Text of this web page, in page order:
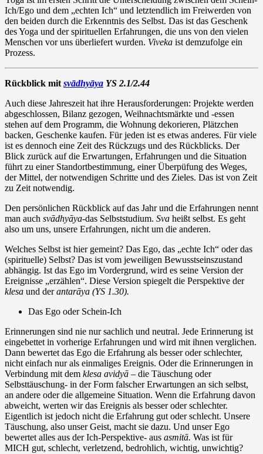
Ich/Ego und dem „echten Ich“ und letztendlich im Freiwerden von
den beiden durch die Erkenntnis des Selbst. Das ist das Geschenk
des Yoga und der spirituellen Erfahrungen, die uns von den vielen
Menschen vor uns überliefert wurden. Viveka ist demzufolge ein
Prozess.
Rückblick mit svādhyāya YS 2.1/2.44
Auch diese Jahreszeit hat ihre Herausforderungen: Projekte werden
abgeschlossen, Bilanz gezogen, Weihnachtsmärkte und -essen
stehen auf dem Programm, die Wohnung dekorieren, Plätzchen
backen, Geschenke kaufen. Für jeden ist es etwas anderes. Für viele
ist es dennoch eine Zeit des Rückzugs und des Rückblicks. Der
Blick zurück auf die Erwartungen, Erfahrungen und die Situation
führt zu einer Standortbestimmung, einer Überpüfung des Weges,
der Mittel, der notwendigen Schritte und des Zieles. Das ist von Zeit
zu Zeit notwendig.
Den persönlichen Rückblick auf das Jahr und die Erfahrungen nennt
man auch svādhyāya-das Selbststudium. Sva heißt selbst. Es geht
also um uns, unsere Erfahrungen, nicht um die anderen.
Welches Selbst ist hier gemeint? Das Ego, das „echte Ich“ oder das
(spirituelle) Selbst? Das ist vom jeweiligen Bewusstseinszustand
abhängig. Ist das Ego im Vordergrund, wird es seine Version der
Ereignisse „erzählen“. Diese Version spiegelt die Perspektive der
klesa und derantarāya (YS 1.30).
Das Ego oder Schein-Ich
Erinnerungen sind nie nur sachlich und neutral. Jede Erinnerung ist
eingebettet in vorherige Erfahrungen und wird mit ihnen verglichen.
Dann bewertet das Ego die Erfahrung als besser oder schlechter,
nicht einfach nur als einmaliges Ereignis. Oder die Erinnerungen in
Verbindung mit dem klesa avidyā – die Täuschung oder
Selbsttäuschung- in der Form falscher Erwartungen an sich selbst,
an andere oder die allgemeine Situation. Wenn die Erfahrung davon
abweicht, werten wir das Ereignis als besser oder schlechter.
Eigentlich ist jedoch nicht die Erfahrung gut oder schlecht. Unsere
Täuschung, also unser Geist, macht sie dazu. Und unser Ego
bewertet alles aus der Ich-Perspektive- aus asmitā. Was ist für
MICH gut, schlecht, verletzend, bedrohlich, wichtig, unwichtig?